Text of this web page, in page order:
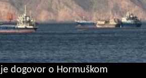
dogovor o Hormuškom